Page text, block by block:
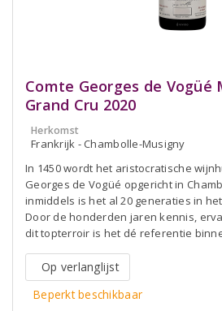
Comte Georges de Vogüé
Grand Cru 2020
Herkomst
Frankrijk - Chambolle-Musigny
In 1450 wordt het aristocratische
Georges de Vogüé opgericht in
inmiddels is het al 20 generaties in
Door de honderden jaren kennis,
dit topterroir is het dé referentie
Op verlanglijst
Beperkt beschikbaar